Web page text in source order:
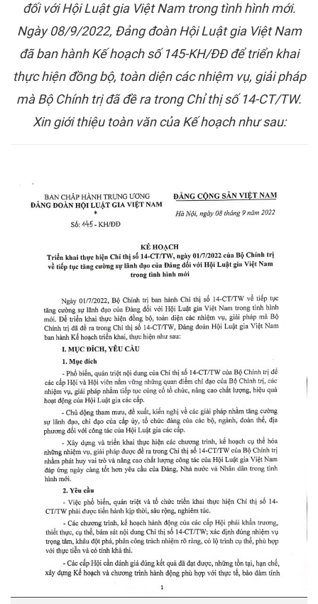
đối với Hội Luật gia Việt Nam trong tình hình mới.
Ngày 08/9/2022, Đảng đoàn Hội Luật gia Việt Nam
đã ban hành Kế hoạch số 145-KH/ĐĐ để triển khai
thực hiện đồng bộ, toàn diện các nhiệm vụ, giải pháp
mà Bộ Chính trị đã đề ra trong Chỉ thị số 14-CT/TW.
Xin giới thiệu toàn văn của Kế hoạch như sau: